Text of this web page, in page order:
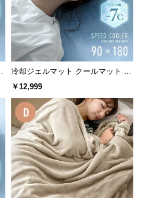
冷却ジェルマット クールマット 90
×180cm ナトリウムタイプ
￥12,999